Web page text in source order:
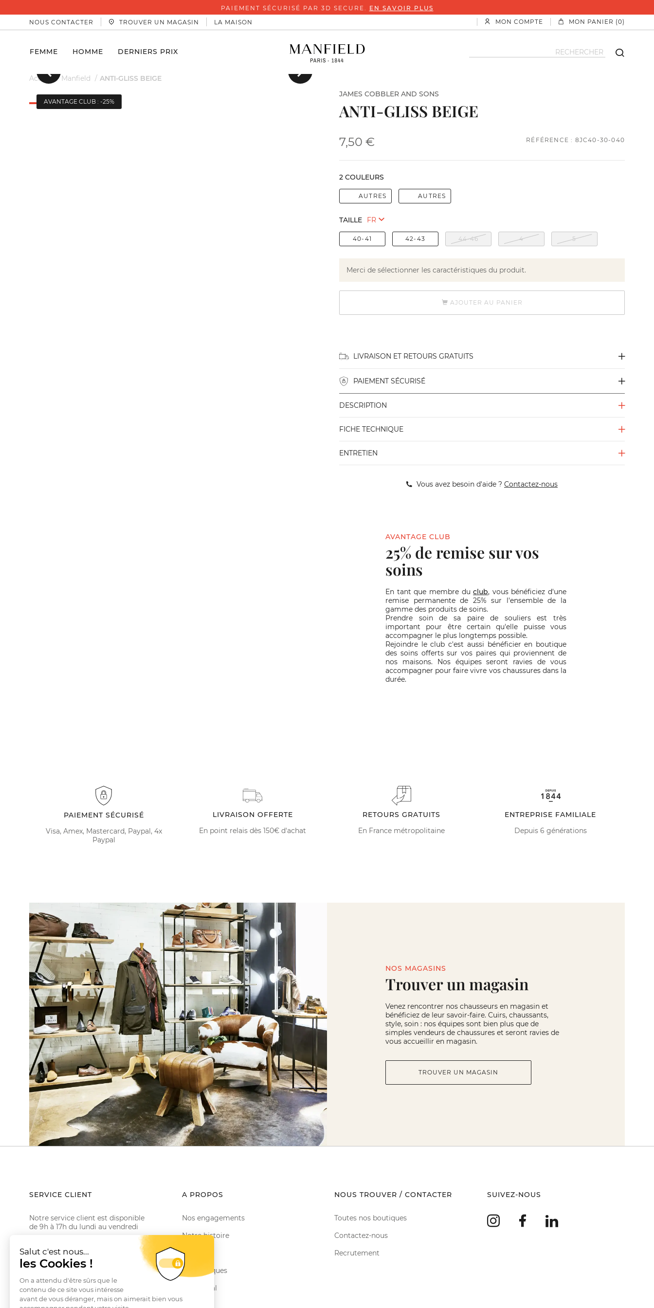
PAIEMENT SÉCURISÉ PAR 3D SECURE. EN SAVOIR PLUS
NOUS CONTACTER
TROUVER UN MAGASIN LA MAISON MON COMPTE MON PANIER (0)
FEMME HOMME DERNIERS PRIX
Accueil Manfield ANTI-GLISS BEIGE
Précedent Suivant
AVANTAGE CLUB : -25%
JAMES COBBLER AND SONS
ANTI-GLISS BEIGE
7,50 € RÉFÉRENCE : 8JC40-30-040
2 COULEURS
AUTRES AUTRES
TAILLE
40-41 42-43 44-46 4 5
Merci de sélectionner les caractéristiques du produit.
AJOUTER AU PANIER
LIVRAISON ET RETOURS GRATUITS
PAIEMENT SÉCURISÉ
DESCRIPTION
FICHE TECHNIQUE
ENTRETIEN
Vous avez besoin d'aide ? Contactez-nous
AVANTAGE CLUB
25% de remise sur vos
soins
En tant que membre duclub, vous bénéficiez d'une
remise permanente de 25% sur l'ensemble de la
gamme des produits de soins.
Prendre soin de sa paire de souliers est très
important pour être certain qu'elle puisse vous
accompagner le plus longtemps possible.
Rejoindre le club c'est aussi bénéficier en boutique
des soins offerts sur vos paires qui proviennent de
nos maisons. Nos équipes seront ravies de vous
accompagner pour faire vivre vos chaussures dans la
durée.
PAIEMENT SÉCURISÉ
Visa, Amex, Mastercard, Paypal, 4x
Paypal
LIVRAISON OFFERTE
En point relais dès 150€ d'achat
RETOURS GRATUITS
En France métropolitaine
ENTREPRISE FAMILIALE
Depuis 6 générations
NOS MAGASINS
Trouver un magasin
Venez rencontrer nos chausseurs en magasin et
bénéficiez de leur savoir-faire. Cuirs, chaussants,
style, soin : nos équipes sont bien plus que de
simples vendeurs de chaussures et seront ravies de
vous accueillir en magasin.
TROUVER UN MAGASIN
SERVICE CLIENT
Notre service client est disponible
de 9h à 17h du lundi au vendredi
Email serviceclient@manbow.fr
Téléphone01 78 35 10 20
Conditions générales des promotions
Conditions générales de vente
Questions fréquentes
A PROPOS
Nos engagements
Notre histoire
Le Club
Nos marques
Le Journal
NOUS TROUVER / CONTACTER
Toutes nos boutiques
Contactez-nous
Recrutement
SUIVEZ-NOUS
InstagramFacebook
LinkedIn